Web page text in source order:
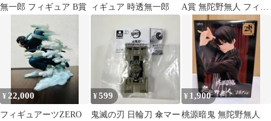
無一郎 フィギュア B賞
ィギュア 時透無一郎
A賞 無陀野無人 フィギ
ュア
¥22,000
フィギュアーツZERO
¥599
鬼滅の刃 日輪刀 傘マー
¥ 1,900
桃源暗鬼 無陀野無人